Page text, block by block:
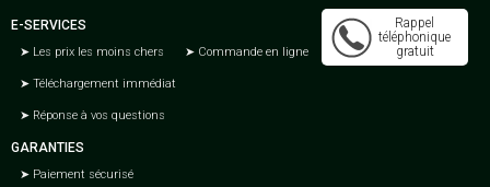
Rappel
téléphonique
gratuit
E-SERVICES
Les prix les moins chers Commande en ligne
Téléchargement immédiat
Réponse à vos questions
GARANTIES
Paiement sécurisé